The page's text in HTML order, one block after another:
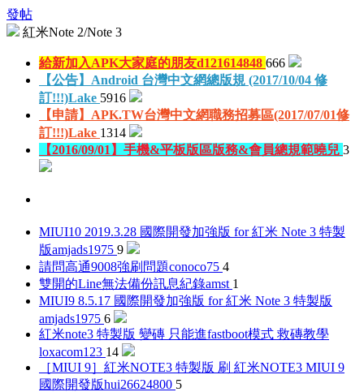
發帖
紅米Note 2/Note 3
給新加入APK大家庭的朋友d121614848 666
【公告】Android 台灣中文網總版規 (2017/10/04 修
訂!!!)Lake 5916
【申請】APK.TW台灣中文網職務招募區(2017/07/01修
訂!!!)Lake 1314
【2016/09/01】手機&平板版區版務&會員總規範曉兒 3
MIUI10 2019.3.28 國際開發加強版 for 紅米 Note 3 特製
版amjads1975 9
請問高通9008強刷問題conoco75 4
雙開的Line無法備份訊息紀錄amst 1
MIUI9 8.5.17 國際開發加強版 for 紅米 Note 3 特製版
amjads1975 6
紅米note3 特製版 變磚 只能進fastboot模式 救磚教學
loxacom123 14
［MIUI 9］紅米NOTE3 特製版 刷 紅米NOTE3 MIUI 9
國際開發版hui26624800 5